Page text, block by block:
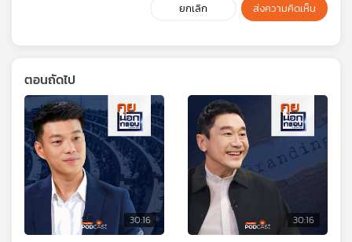
ยกเลิก ส่งความคิดเห็น
ตอนถัดไป
30:16 30:16